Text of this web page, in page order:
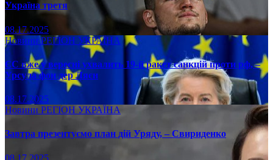
Україна третя
08.17.2025
НовиниРЕГІОН УКРАЇНА
ЄС вже у вересні ухвалить 19-й ракет санкцій проти рф, –
Урсула фон дер Ляєн
08.17.2025
Новини РЕГІОН УКРАЇНА
Завтра презентуємо план дій Уряду, – Свириденко
08.17.2025